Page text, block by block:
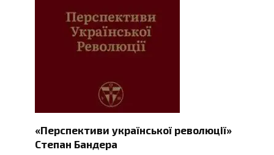
«Перспективи української революції»
Степан Бандера